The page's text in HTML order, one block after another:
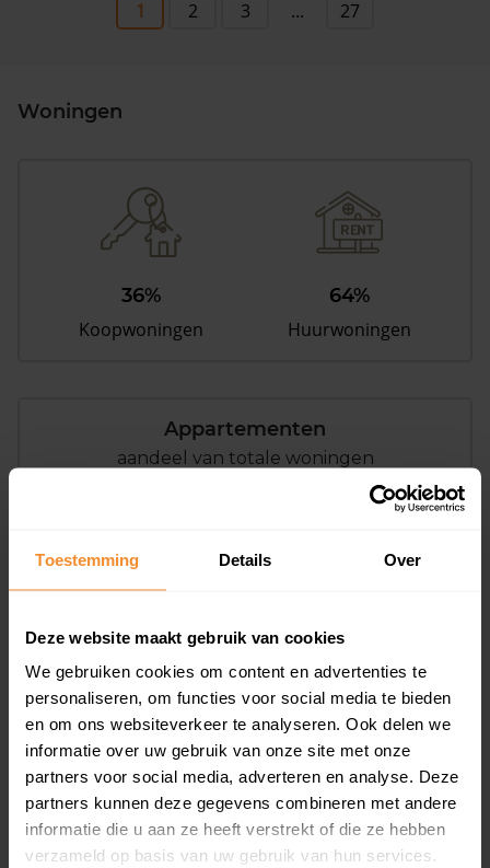
Toestemming Details Over
Deze website maakt gebruik van cookies
We gebruiken cookies om content en advertenties te
personaliseren, om functies voor social media te bieden
en om ons websiteverkeer te analyseren. Ook delen we
informatie over uw gebruik van onze site met onze
partners voor social media, adverteren en analyse. Deze
partners kunnen deze gegevens combineren met andere
informatie die u aan ze heeft verstrekt of die ze hebben
verzameld op basis van uw gebruik van hun services.
1 2 3 ... 27
Woningen
36%
Koopwoningen
64%
Huurwoningen
Appartementen
aandeel van totale woningen
19%
Bouwjaar